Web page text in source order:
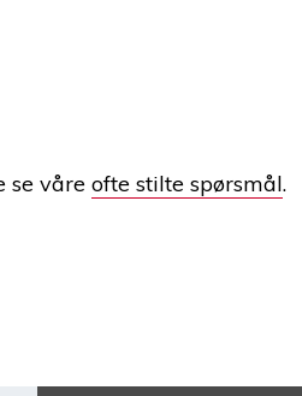
se våre ofte stilte spørsmål.